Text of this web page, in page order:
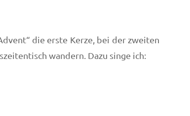
die erste Kerze, bei der zweiten
wandern. Dazu singe ich: